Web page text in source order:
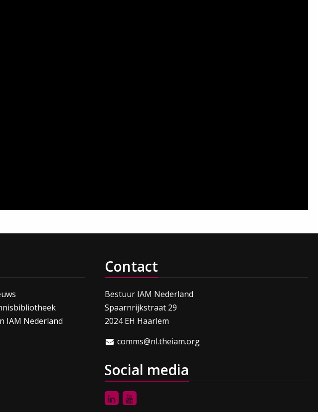
IAM Nederland
Contact
Bestuur IAM Nederland
Spaarnrijkstraat 29
2024 EH Haarlem
comms@nl.theiam.org
Social media